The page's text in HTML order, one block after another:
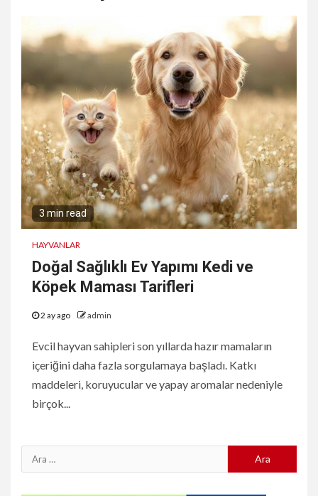
3 min read
HAYVANLAR
Doğal Sağlıklı Ev Yapımı Kedi ve
Köpek Maması Tarifleri
2 ay ago admin
Evcil hayvan sahipleri son yıllarda hazır mamaların
içeriğini daha fazla sorgulamaya başladı. Katkı
maddeleri, koruyucular ve yapay aromalar nedeniyle
birçok...
Arama: